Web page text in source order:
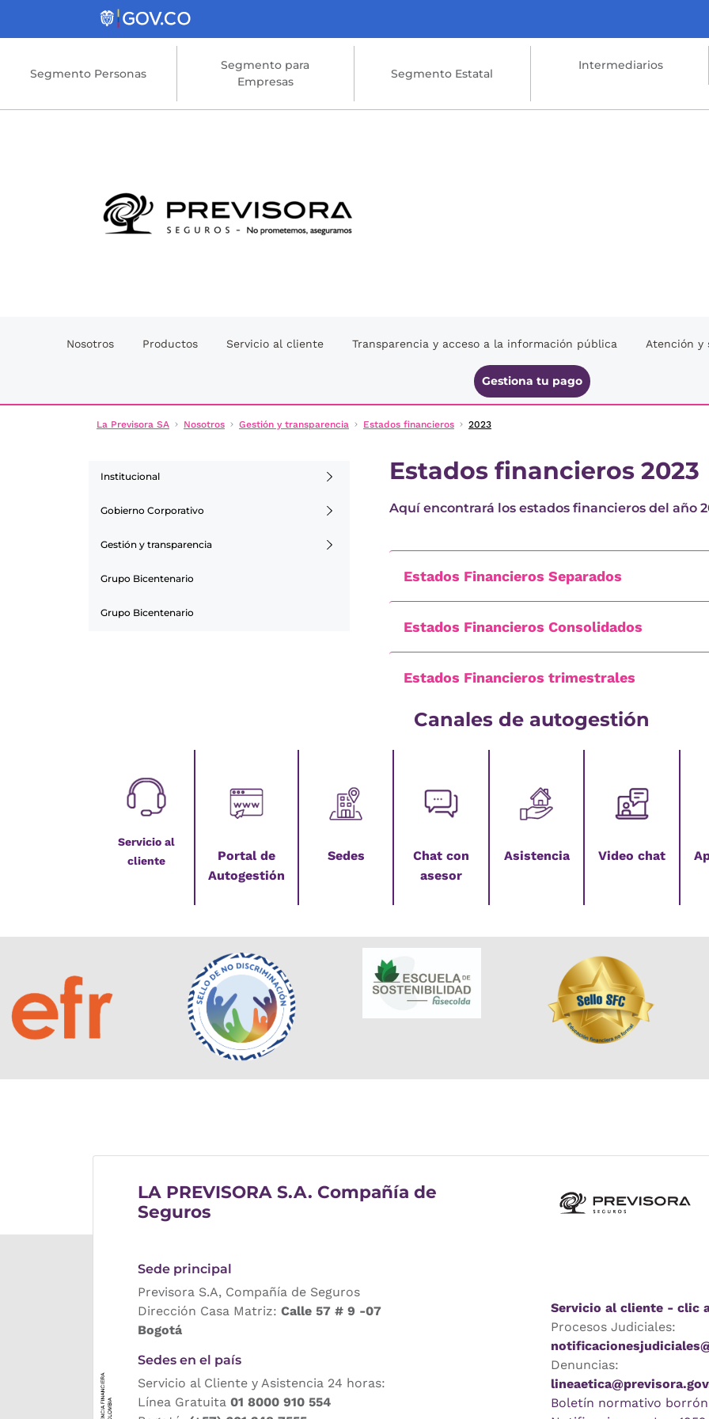
Saltar al contenido principal
Segmento Personas
Segmento para
Empresas
Segmento Estatal
Intermediarios
Nosotros Productos Servicio al cliente Transparencia y acceso a la información pública Atención y
Gestiona tu pago
La Previsora SA Nosotros Gestión y transparencia Estados financieros 2023
Institucional
Gobierno Corporativo
Gestión y transparencia
Grupo Bicentenario
Grupo Bicentenario
Estados financieros 2023
Aquí encontrará los estados financieros del año
Estados Financieros Separados
Estados Financieros Consolidados
Estados Financieros trimestrales
Canales de autogestión
Servicio al
cliente
Portal de
Autogestión
Sedes
Chat con
asesor
Asistencia Video chat
LA PREVISORA S.A. Compañía de
Seguros
Sede principal
Previsora S.A, Compañía de Seguros
Dirección Casa Matriz: Calle 57 # 9 -07
Bogotá
Sedes en el país
Servicio al Cliente y Asistencia 24 horas:
Línea Gratuita 01 8000 910 554
Servicio al cliente - clic
Procesos Judiciales:
Denuncias:
Boletín normativo